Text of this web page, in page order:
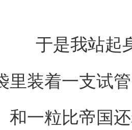
于是我站起
里装着一支试
和一粒比帝国